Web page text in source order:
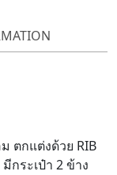
ตกแต่งด้วย RIB
กระเป๋า 2 ข้าง